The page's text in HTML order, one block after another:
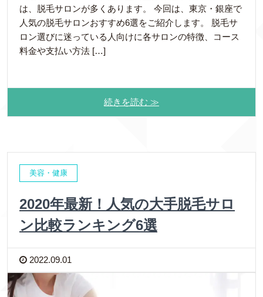
は、脱毛サロンが多くあります。 今回は、東京・銀座で
人気の脱毛サロンおすすめ6選をご紹介します。 脱毛サ
ロン選びに迷っている人向けに各サロンの特徴、コース
料金や支払い方法 […]
続きを読む ≫
美容・健康
2020年最新！人気の大手脱毛サロ
ン比較ランキング6選
2022.09.01